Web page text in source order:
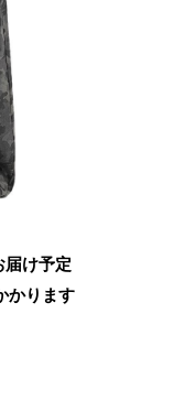
届け予定
かります